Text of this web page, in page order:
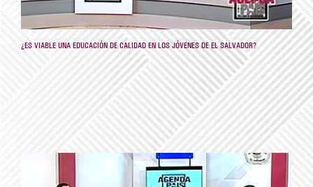
¿ES VIABLE UNA EDUCACIÓN DE CALIDAD EN LOS JÓVENES DE EL SALVADOR?